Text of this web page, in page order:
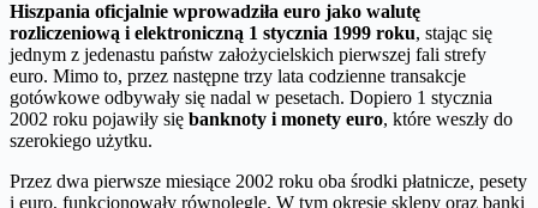
Hiszpania oficjalnie wprowadziła euro jako walutę
rozliczeniową i elektroniczną 1 stycznia 1999 roku, stając się
jednym z jedenastu państw założycielskich pierwszej fali strefy
euro. Mimo to, przez następne trzy lata codzienne transakcje
gotówkowe odbywały się nadal w pesetach. Dopiero 1 stycznia
2002 roku pojawiły się banknoty i monety euro, które weszły do
szerokiego użytku.
Przez dwa pierwsze miesiące 2002 roku oba środki płatnicze, pesety
i euro, funkcjonowały równolegle. W tym okresie sklepy oraz banki